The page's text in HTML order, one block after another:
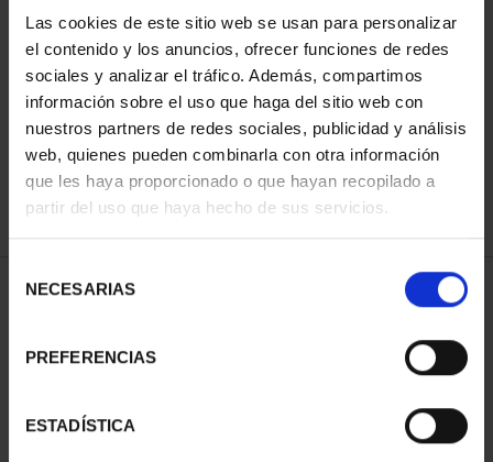
Las cookies de este sitio web se usan para personalizar
el contenido y los anuncios, ofrecer funciones de redes
sociales y analizar el tráfico. Además, compartimos
información sobre el uso que haga del sitio web con
nuestros partners de redes sociales, publicidad y análisis
web, quienes pueden combinarla con otra información
que les haya proporcionado o que hayan recopilado a
partir del uso que haya hecho de sus servicios.
NECESARIAS
PREFERENCIAS
ESTADÍSTICA
ORDENAR POR:
REFINAR
2 Productos encontrados